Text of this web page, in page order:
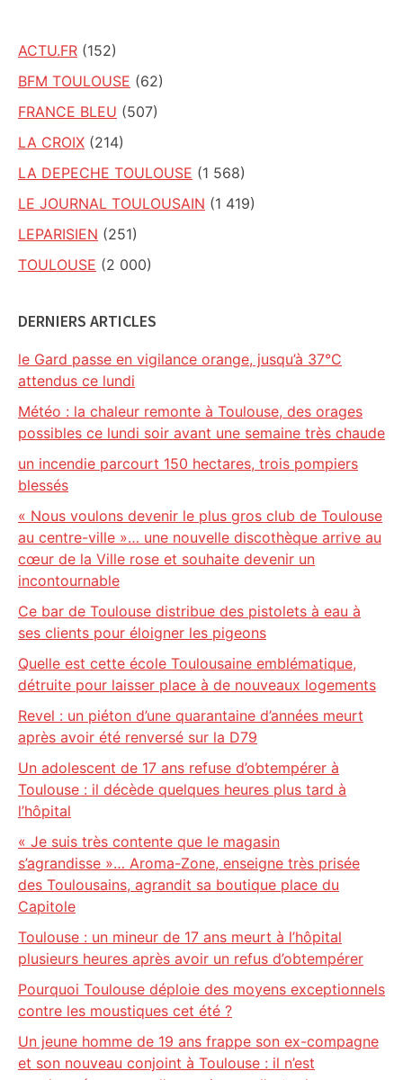
ACTU.FR (152)
BFM TOULOUSE (62)
FRANCE BLEU (507)
LA CROIX (214)
LA DEPECHE TOULOUSE (1 568)
LE JOURNAL TOULOUSAIN (1 419)
LEPARISIEN (251)
TOULOUSE (2 000)
DERNIERS ARTICLES
le Gard passe en vigilance orange, jusqu’à 37°C
attendus ce lundi
Météo : la chaleur remonte à Toulouse, des orages
possibles ce lundi soir avant une semaine très chaude
un incendie parcourt 150 hectares, trois pompiers
blessés
« Nous voulons devenir le plus gros club de Toulouse
au centre-ville »… une nouvelle discothèque arrive au
cœur de la Ville rose et souhaite devenir un
incontournable
Ce bar de Toulouse distribue des pistolets à eau à
ses clients pour éloigner les pigeons
Quelle est cette école Toulousaine emblématique,
détruite pour laisser place à de nouveaux logements
Revel : un piéton d’une quarantaine d’années meurt
après avoir été renversé sur la D79
Un adolescent de 17 ans refuse d’obtempérer à
Toulouse : il décède quelques heures plus tard à
l’hôpital
« Je suis très contente que le magasin
s’agrandisse »… Aroma-Zone, enseigne très prisée
des Toulousains, agrandit sa boutique place du
Capitole
Toulouse : un mineur de 17 ans meurt à l’hôpital
plusieurs heures après avoir un refus d’obtempérer
Pourquoi Toulouse déploie des moyens exceptionnels
contre les moustiques cet été ?
Un jeune homme de 19 ans frappe son ex-compagne
et son nouveau conjoint à Toulouse : il n’est